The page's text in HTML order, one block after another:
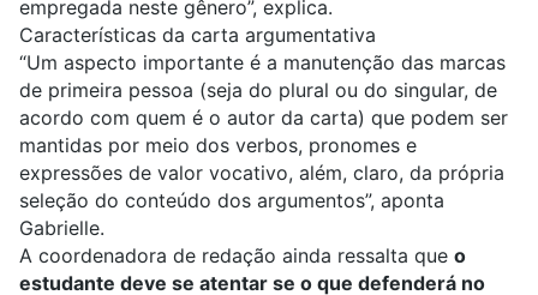
empregada neste gênero”, explica.
Características da carta argumentativa
“Um aspecto importante é a manutenção das marcas
de primeira pessoa (seja do plural ou do singular, de
acordo com quem é o autor da carta) que podem ser
mantidas por meio dos verbos, pronomes e
expressões de valor vocativo, além, claro, da própria
seleção do conteúdo dos argumentos”, aponta
Gabrielle.
A coordenadora de redação ainda ressalta que o
estudante deve se atentar se o que defenderá no